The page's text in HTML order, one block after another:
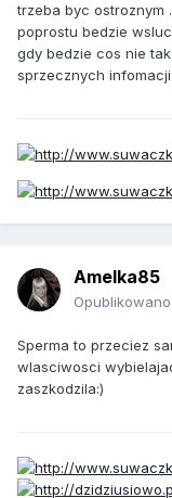
trzeba byc ostroznym
poprostu bedzie
gdy bedzie cos nie
sprzecznych
Amelka85
Opublikowano
Sperma to przeciez
wlasciwosci
zaszkodzila:)